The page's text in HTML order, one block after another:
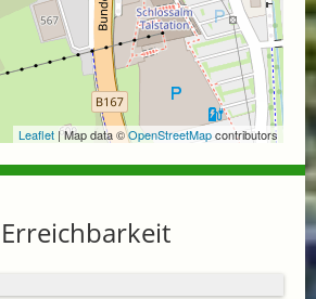
Leaflet | Map data ©OpenStreetMapcontributors